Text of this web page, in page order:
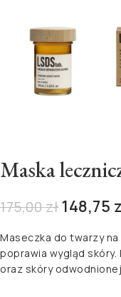
Maska
175,00zł 148,75
Maseczka do twarzy
poprawia wygląd
oraz skóry odwodnionej.